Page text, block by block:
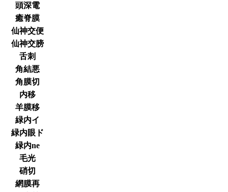
頭深電
癒脊膜
仙神交便
仙神交膀
舌刺
角結悪
角膜切
内移
羊膜移
緑内イ
緑内眼ド
緑内ne
毛光
硝切
網膜再